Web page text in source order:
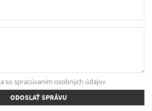
so spracúvaním osobných údajov
ODOSLAŤ SPRÁVU